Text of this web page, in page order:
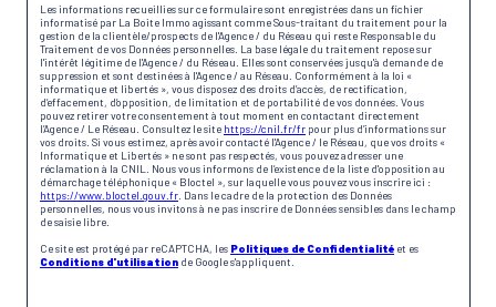
Les informations recueillies sur ce formulaire sont enregistrées dans un fichier
informatisé par La Boite Immo agissant comme Sous-traitant du traitement pour la
gestion de la clientèle/prospects de l'Agence / du Réseau qui reste Responsable du
Traitement de vos Données personnelles. La base légale du traitement repose sur
l'intérêt légitime de l'Agence / du Réseau. Elles sont conservées jusqu'à demande de
suppression et sont destinées à l'Agence / au Réseau. Conformément à la loi «
informatique et libertés », vous disposez des droits d’accès, de rectification,
d’effacement, d’opposition, de limitation et de portabilité de vos données. Vous
pouvez retirer votre consentement à tout moment en contactant directement
l’Agence / Le Réseau. Consultez le site https://cnil.fr/fr pour plus d’informations sur
vos droits. Si vous estimez, après avoir contacté l'Agence / le Réseau, que vos droits «
Informatique et Libertés » ne sont pas respectés, vous pouvez adresser une
réclamation à la CNIL. Nous vous informons de l’existence de la liste d'opposition au
démarchage téléphonique « Bloctel », sur laquelle vous pouvez vous inscrire ici :
https://www.bloctel.gouv.fr . Dans le cadre de la protection des Données
personnelles, nous vous invitons à ne pas inscrire de Données sensibles dans le champ
de saisie libre.
Ce site est protégé par reCAPTCHA, les Politiques de Confidentialité et es
Conditions d'utilisation de Google s'appliquent.